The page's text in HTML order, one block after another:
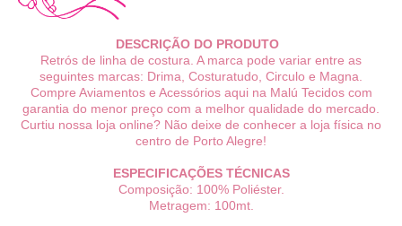
DESCRIÇÃO DO PRODUTO
Retrós de linha de costura. A marca pode variar entre as
seguintes marcas: Drima, Costuratudo, Circulo e Magna.
Compre Aviamentos e Acessórios aqui na Malú Tecidos com
garantia do menor preço com a melhor qualidade do mercado.
Curtiu nossa loja online? Não deixe de conhecer a loja física no
centro de Porto Alegre!
ESPECIFICAÇÕES TÉCNICAS
Composição: 100% Poliéster.
Metragem: 100mt.